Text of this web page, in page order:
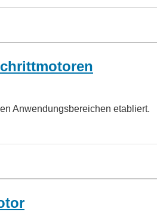
Anwendungsbereichen etabliert.